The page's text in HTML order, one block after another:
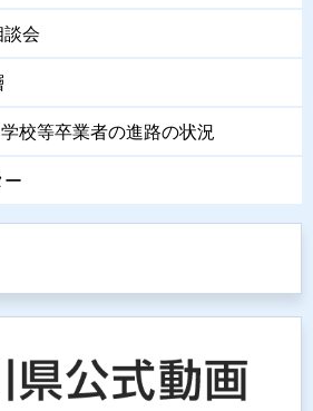
談会
校等卒業者の進路の状況
ー